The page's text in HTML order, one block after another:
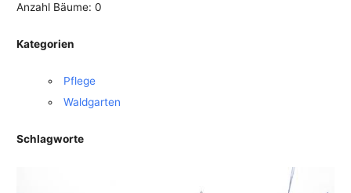
Anzahl Bäume: 0
Kategorien
Pflege
Waldgarten
Schlagworte